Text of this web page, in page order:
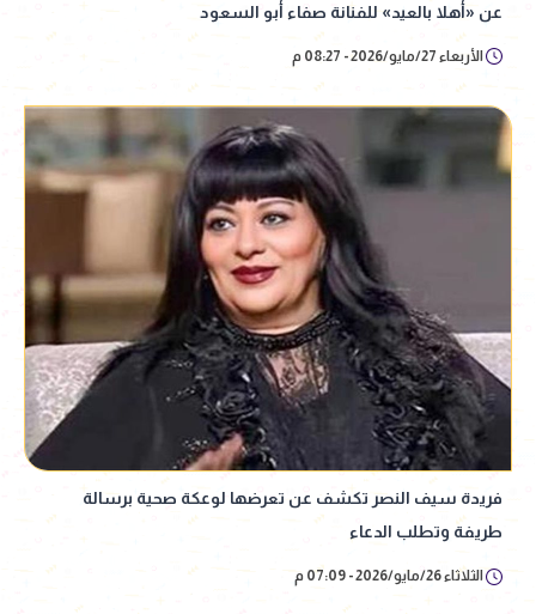
عن «أهلا بالعيد» للفنانة صفاء أبو السعود
الأربعاء 27/مايو/2026 - 08:27 م
فريدة سيف النصر تكشف عن تعرضها لوعكة صحية برسالة
طريفة وتطلب الدعاء
الثلاثاء 26/مايو/2026 - 07:09 م